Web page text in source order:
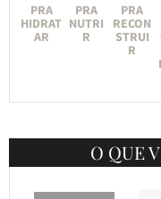
PRA
HIDRAT
AR
PRA
NUTRI
R
PRA
RECON
STRUI
R
O QUE